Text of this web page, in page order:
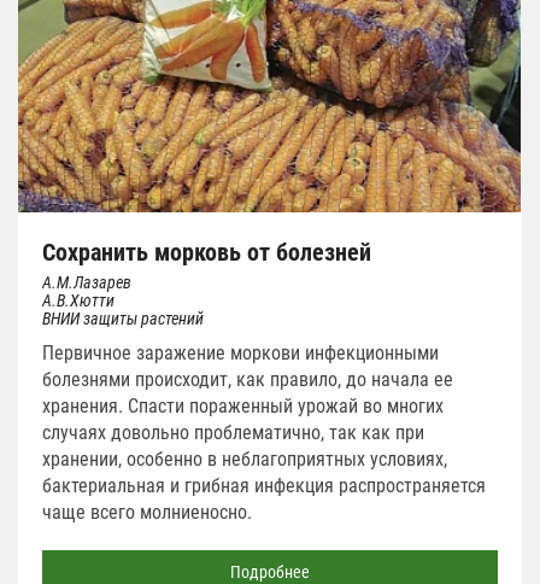
Сохранить морковь от болезней
А.М.Лазарев
А.В.Хютти
ВНИИ защиты растений
Первичное заражение моркови инфекционными
болезнями происходит, как правило, до начала ее
хранения. Спасти пораженный урожай во многих
случаях довольно проблематично, так как при
хранении, особенно в неблагоприятных условиях,
бактериальная и грибная инфекция распространяется
чаще всего молниеносно.
Подробнее